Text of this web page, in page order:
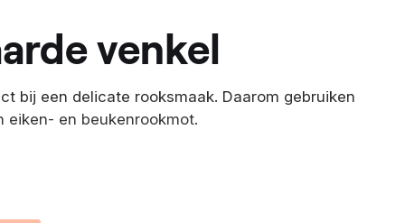
venkel
bij een delicate rooksmaak. Daarom gebruiken
en beukenrookmot.